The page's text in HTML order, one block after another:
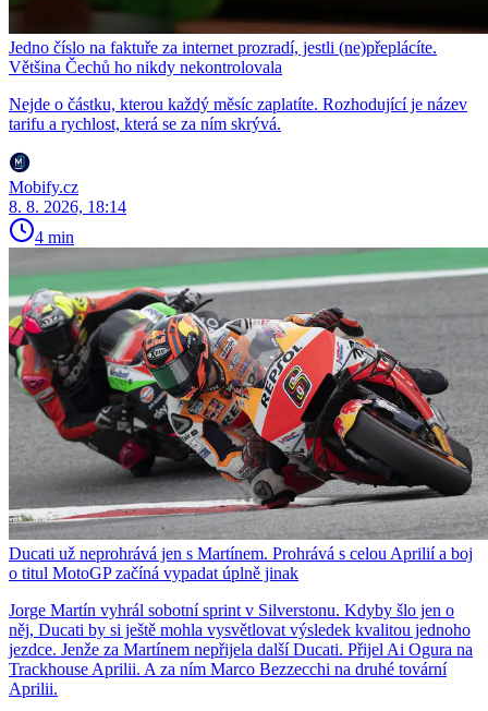
Jedno číslo na faktuře za internet prozradí, jestli (ne)přeplácíte.
Většina Čechů ho nikdy nekontrolovala
Nejde o částku, kterou každý měsíc zaplatíte. Rozhodující je název
tarifu a rychlost, která se za ním skrývá.
Mobify.cz
8. 8. 2026, 18:14
4 min
Ducati už neprohrává jen s Martínem. Prohrává s celou Aprilií a boj
o titul MotoGP začíná vypadat úplně jinak
Jorge Martín vyhrál sobotní sprint v Silverstonu. Kdyby šlo jen o
něj, Ducati by si ještě mohla vysvětlovat výsledek kvalitou jednoho
jezdce. Jenže za Martínem nepřijela další Ducati. Přijel Ai Ogura na
Trackhouse Aprilii. A za ním Marco Bezzecchi na druhé tovární
Aprilii.